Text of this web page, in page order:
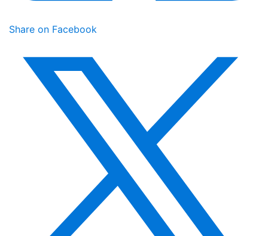
Share on Facebook